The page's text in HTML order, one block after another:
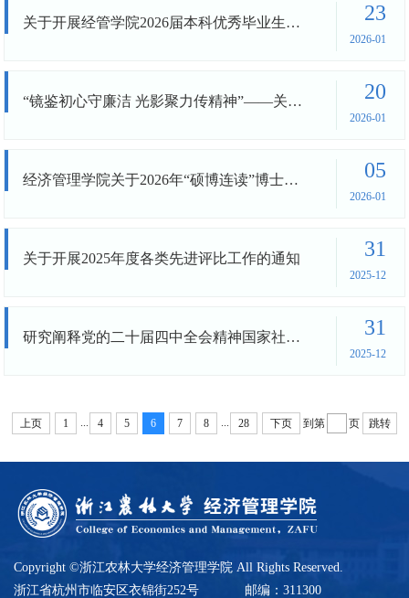
关于开展经管学院2026届本科优秀毕业生评选的通知 23
2026-01
“镜鉴初心守廉洁 光影聚力传精神”——关于举办“经清廉理”廉洁主题摄影比赛的通知 20
2026-01
经济管理学院关于2026年“硕博连读”博士研究生复试的通知 05
2026-01
关于开展2025年度各类先进评比工作的通知 31
2025-12
研究阐释党的二十届四中全会精神国家社会科学基金重大专项招标公告 31
2025-12
上页 1 4 5 6 7 8 28 下页 到第 页 跳转
Copyright ©浙江农林大学经济管理学院 All Rights Reserved.
浙江省杭州市临安区衣锦街252号
邮编：311300